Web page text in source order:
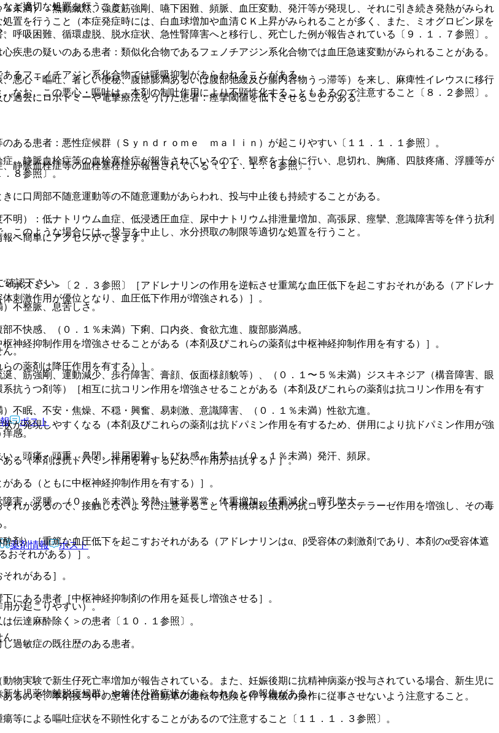
ど適切な処置を行うこと）。
。
患の疑いのある患者：類似化合物であるフェノチアジン系化合物では血圧急速変動がみられることがある。
るフェノチアジン系化合物では呼吸抑制があらわれることがある。
過去にロボトミーや電撃療法をうけた患者：痙攣閾値を低下させることがある。
ある患者：悪性症候群（Ｓｙｎｄｒｏｍｅ ｍａｌｉｎ）が起こりやすい〔１１．１．１参照〕。
静脈血栓症等の血栓塞栓症が報告されている〔１１．１．６参照〕。
ボスミン＞〔２．３参照〕［アドレナリンの作用を逆転させ重篤な血圧低下を起こすおそれがある（アドレナ
刺激作用が優位となり、血圧低下作用が増強される）］。
経抑制作用を増強させることがある（本剤及びこれらの薬剤は中枢神経抑制作用を有する）］。
の薬剤は降圧作用を有する）］。
うつ剤等）［相互に抗コリン作用を増強させることがある（本剤及びこれらの薬剤は抗コリン作用を有す
発現しやすくなる（本剤及びこれらの薬剤は抗ドパミン作用を有するため、併用により抗ドパミン作用が強
る（本剤は抗ドパミン作用を有するため、作用が拮抗する）］。
ある（ともに中枢神経抑制作用を有する）］。
れがあるので、接触しないように注意すること（有機燐殺虫剤の抗コリンエステラーゼ作用を増強し、その毒
）［重篤な血圧低下を起こすおそれがある（アドレナリンはα、β受容体の刺激剤であり、本剤のα受容体遮
おそれがある）］。
が起こりやすい）。
物実験で新生仔死亡率増加が報告されている。また、妊娠後期に抗精神病薬が投与されている場合、新生児に
生児薬物離脱症候群）や錐体外路症状があらわれたとの報告がある）。
満）：無動緘黙、強度筋強剛、嚥下困難、頻脈、血圧変動、発汗等が発現し、それに引き続き発熱がみられ
置を行うこと（本症発症時には、白血球増加や血清ＣＫ上昇がみられることが多く、また、ミオグロビン尿を
呼吸困難、循環虚脱、脱水症状、急性腎障害へと移行し、死亡した例が報告されている〔９．１．７参照〕。
悪心・嘔吐、著しい便秘、腹部膨満あるいは腹部弛緩及び腸内容物うっ滞等）を来し、麻痺性イレウスに移行
なお、この悪心・嘔吐は、本剤の制吐作用により不顕性化することもあるので注意すること〔８．２参照〕。
、静脈血栓症等の血栓塞栓症が報告されているので、観察を十分に行い、息切れ、胸痛、四肢疼痛、浮腫等が
８参照〕。
口周部不随意運動等の不随意運動があらわれ、投与中止後も持続することがある。
）：低ナトリウム血症、低浸透圧血症、尿中ナトリウム排泄量増加、高張尿、痙攣、意識障害等を伴う抗利
このような場合には、投与を中止し、水分摂取の制限等適切な処置を行うこと。
不整脈、息苦しさ。
快感、（０．１％未満）下痢、口内炎、食欲亢進、腹部膨満感。
筋強剛、運動減少、歩行障害、膏顔、仮面様顔貌等）、（０．１〜５％未満）ジスキネジア（構音障害、眼
眠、不安・焦燥、不穏・興奮、易刺激、意識障害、（０．１％未満）性欲亢進。
感。
頭痛・頭重、鼻閉、排尿困難、しびれ感、失禁、（０．１％未満）発汗、頻尿。
、浮腫、（０．１％未満）発熱、味覚異常、体重増加、体重減少、瞳孔散大。
れがある］。
ある患者［中枢神経抑制剤の作用を延長し増強させる］。
伝達麻酔除く＞の患者〔１０．１参照〕。
過敏症の既往歴のある患者。
ので、本剤投与中の患者には自動車の運転等危険を伴う機械の操作に従事させないよう注意すること。
による嘔吐症状を不顕性化することがあるので注意すること〔１１．１．３参照〕。
へ簡単にアクセスができます。
認下さい。
。
ポスト
薬剤情報 ポスト
。